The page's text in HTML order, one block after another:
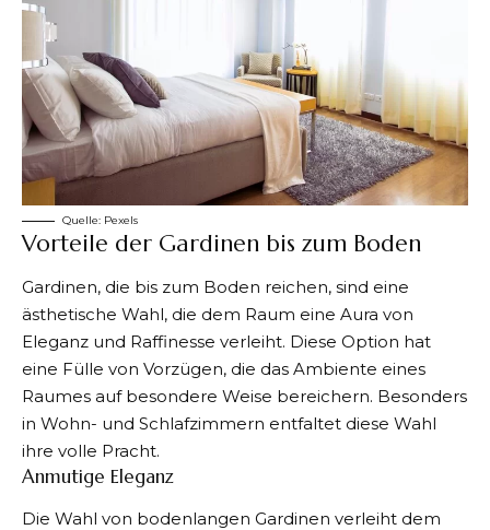
Quelle: Pexels
Vorteile der Gardinen bis zum Boden
Gardinen, die bis zum Boden reichen, sind eine
ästhetische Wahl, die dem Raum eine Aura von
Eleganz und Raffinesse verleiht. Diese Option hat
eine Fülle von Vorzügen, die das Ambiente eines
Raumes auf besondere Weise bereichern. Besonders
in Wohn- und Schlafzimmern entfaltet diese Wahl
ihre volle Pracht.
Anmutige Eleganz
Die Wahl von bodenlangen Gardinen verleiht dem